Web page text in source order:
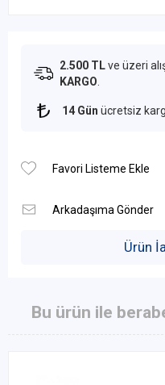
2.500 TLve üzeri
KARGO.
14 Gün ücretsiz
Ürün
Bu ürün ile